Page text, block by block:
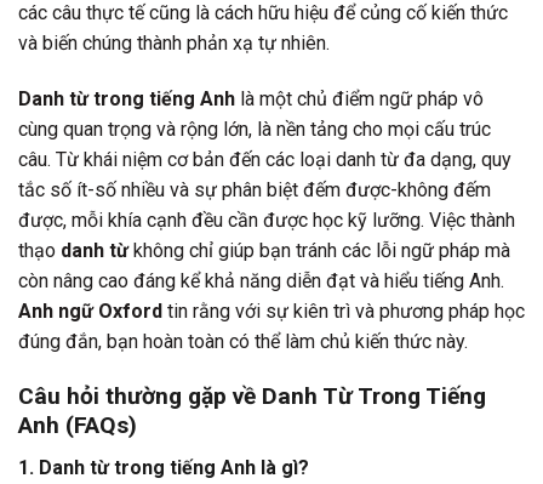
các câu thực tế cũng là cách hữu hiệu để củng cố kiến thức
và biến chúng thành phản xạ tự nhiên.
Danh từ trong tiếng Anh là một chủ điểm ngữ pháp vô
cùng quan trọng và rộng lớn, là nền tảng cho mọi cấu trúc
câu. Từ khái niệm cơ bản đến các loại danh từ đa dạng, quy
tắc số ít-số nhiều và sự phân biệt đếm được-không đếm
được, mỗi khía cạnh đều cần được học kỹ lưỡng. Việc thành
thạo danh từkhông chỉ giúp bạn tránh các lỗi ngữ pháp mà
còn nâng cao đáng kể khả năng diễn đạt và hiểu tiếng Anh.
Anh ngữ Oxford tin rằng với sự kiên trì và phương pháp học
đúng đắn, bạn hoàn toàn có thể làm chủ kiến thức này.
Câu hỏi thường gặp về Danh Từ Trong Tiếng
Anh (FAQs)
1. Danh từ trong tiếng Anh là gì?